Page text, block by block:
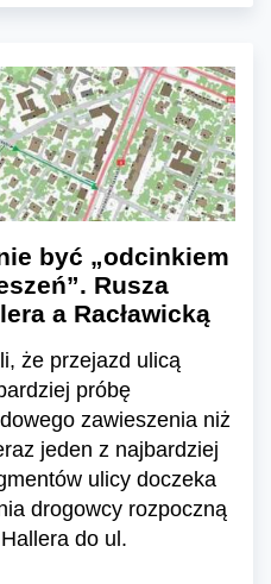
być „odcinkiem
Rusza
a Racławicką
że przejazd ulicą
próbę
zawieszenia niż
jeden z najbardziej
ulicy doczeka
drogowcy rozpoczną
do ul.